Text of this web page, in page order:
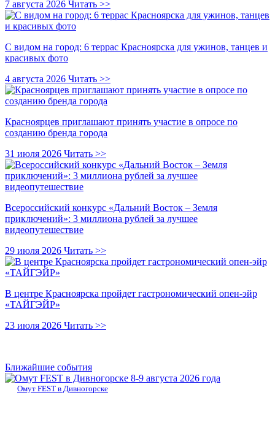
7 августа 2026 Читать >>
С видом на город: 6 террас Красноярска для ужинов, танцев и
красивых фото
4 августа 2026 Читать >>
Красноярцев приглашают принять участие в опросе по
созданию бренда города
31 июля 2026 Читать >>
Всероссийский конкурс «Дальний Восток – Земля
приключений»: 3 миллиона рублей за лучшее
видеопутешествие
29 июля 2026 Читать >>
В центре Красноярска пройдет гастрономический опен-эйр
«ТАЙГЭЙР»
23 июля 2026 Читать >>
Ближайшие события
8-9 августа 2026 года
Омут FEST в Дивногорске